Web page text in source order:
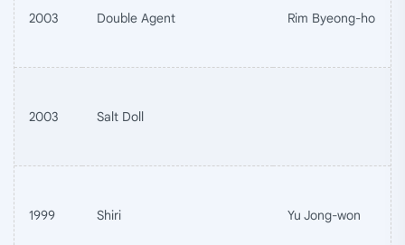
2003 Double Agent Rim Byeong-ho
2003 Salt Doll
1999 Shiri Yu Jong-won